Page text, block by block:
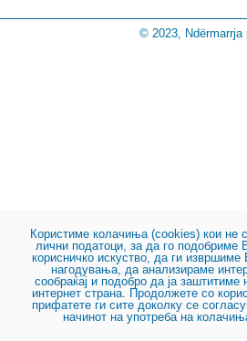
© 2023, Ndërmarrja
Користиме колачиња (cookies) кои не
лични податоци, за да го подобриме
корисничко искуство, да ги извршиме
нагодувања, да анализираме
сообраќај и подобро да ја заштитиме
интернет страна. Продолжете со
прифатете ги сите доколку се
начинот на употреба на